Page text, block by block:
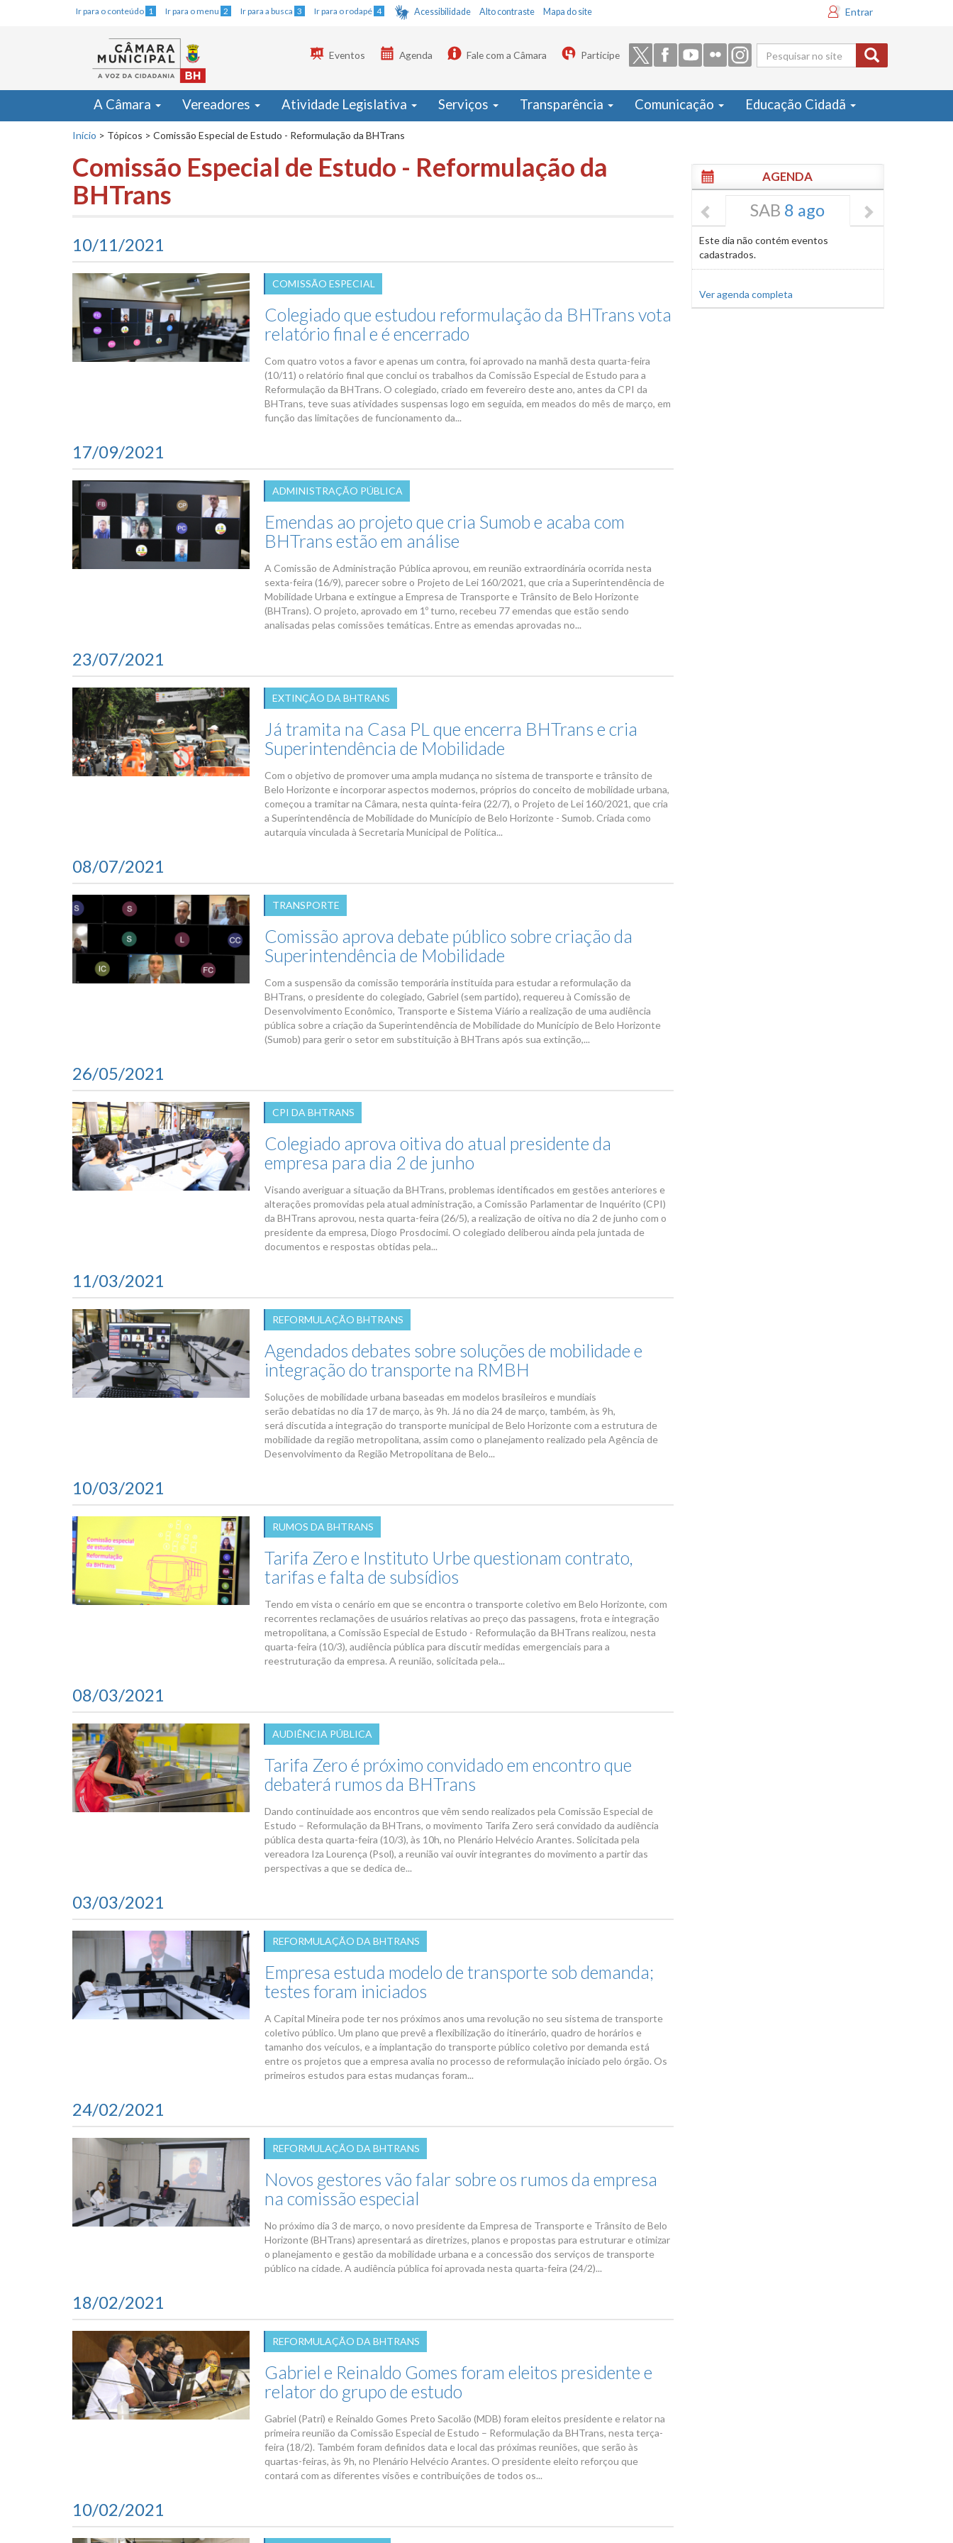
Ir para o conteúdo 1 Ir para o menu 2 Ir para a busca 3 Ir para o rodapé 4 Acessibilidade Alto contraste Mapa do site Entrar
Formulário
de busca
Eventos Agenda Fale com a Câmara Participe
A Câmara Vereadores Atividade Legislativa Serviços Transparência Comunicação Educação Cidadã
Início > Tópicos > Comissão Especial de Estudo - Reformulação da BHTrans
Comissão Especial de Estudo - Reformulação da
BHTrans
10/11/2021
COMISSÃO ESPECIAL
Colegiado que estudou reformulação da BHTrans vota
relatório final e é encerrado
Com quatro votos a favor e apenas um contra, foi aprovado na manhã desta quarta-feira
(10/11) o relatório final que conclui os trabalhos da Comissão Especial de Estudo para a
Reformulação da BHTrans. O colegiado, criado em fevereiro deste ano, antes da CPI da
BHTrans, teve suas atividades suspensas logo em seguida, em meados do mês de março, em
função das limitações de funcionamento da...
17/09/2021
ADMINISTRAÇÃO PÚBLICA
Emendas ao projeto que cria Sumob e acaba com
BHTrans estão em análise
A Comissão de Administração Pública aprovou, em reunião extraordinária ocorrida nesta
sexta-feira (16/9), parecer sobre o Projeto de Lei 160/2021, que cria a Superintendência de
Mobilidade Urbana e extingue a Empresa de Transporte e Trânsito de Belo Horizonte
(BHTrans). O projeto, aprovado em 1º turno, recebeu 77 emendas que estão sendo
analisadas pelas comissões temáticas. Entre as emendas aprovadas no...
23/07/2021
EXTINÇÃO DA BHTRANS
Já tramita na Casa PL que encerra BHTrans e cria
Superintendência de Mobilidade
Com o objetivo de promover uma ampla mudança no sistema de transporte e trânsito de
Belo Horizonte e incorporar aspectos modernos, próprios do conceito de mobilidade urbana,
começou a tramitar na Câmara, nesta quinta-feira (22/7), o Projeto de Lei 160/2021, que cria
a Superintendência de Mobilidade do Município de Belo Horizonte - Sumob. Criada como
autarquia vinculada à Secretaria Municipal de Política...
08/07/2021
TRANSPORTE
Comissão aprova debate público sobre criação da
Superintendência de Mobilidade
Com a suspensão da comissão temporária instituída para estudar a reformulação da
BHTrans, o presidente do colegiado, Gabriel (sem partido), requereu à Comissão de
Desenvolvimento Econômico, Transporte e Sistema Viário a realização de uma audiência
pública sobre a criação da Superintendência de Mobilidade do Município de Belo Horizonte
(Sumob) para gerir o setor em substituição à BHTrans após sua extinção,...
26/05/2021
CPI DA BHTRANS
Colegiado aprova oitiva do atual presidente da
empresa para dia 2 de junho
Visando averiguar a situação da BHTrans, problemas identificados em gestões anteriores e
alterações promovidas pela atual administração, a Comissão Parlamentar de Inquérito (CPI)
da BHTrans aprovou, nesta quarta-feira (26/5), a realização de oitiva no dia 2 de junho com o
presidente da empresa, Diogo Prosdocimi. O colegiado deliberou ainda pela juntada de
documentos e respostas obtidas pela...
11/03/2021
REFORMULAÇÃO BHTRANS
Agendados debates sobre soluções de mobilidade e
integração do transporte na RMBH
Soluções de mobilidade urbana baseadas em modelos brasileiros e mundiais
serão debatidas no dia 17 de março, às 9h. Já no dia 24 de março, também, às 9h,
será discutida a integração do transporte municipal de Belo Horizonte com a estrutura de
mobilidade da região metropolitana, assim como o planejamento realizado pela Agência de
Desenvolvimento da Região Metropolitana de Belo...
10/03/2021
RUMOS DA BHTRANS
Tarifa Zero e Instituto Urbe questionam contrato,
tarifas e falta de subsídios
Tendo em vista o cenário em que se encontra o transporte coletivo em Belo Horizonte, com
recorrentes reclamações de usuários relativas ao preço das passagens, frota e integração
metropolitana, a Comissão Especial de Estudo - Reformulação da BHTrans realizou, nesta
quarta-feira (10/3), audiência pública para discutir medidas emergenciais para a
reestruturação da empresa. A reunião, solicitada pela...
08/03/2021
AUDIÊNCIA PÚBLICA
Tarifa Zero é próximo convidado em encontro que
debaterá rumos da BHTrans
Dando continuidade aos encontros que vêm sendo realizados pela Comissão Especial de
Estudo – Reformulação da BHTrans, o movimento Tarifa Zero será convidado da audiência
pública desta quarta-feira (10/3), às 10h, no Plenário Helvécio Arantes. Solicitada pela
vereadora Iza Lourença (Psol), a reunião vai ouvir integrantes do movimento a partir das
perspectivas a que se dedica de...
03/03/2021
REFORMULAÇÃO DA BHTRANS
Empresa estuda modelo de transporte sob demanda;
testes foram iniciados
A Capital Mineira pode ter nos próximos anos uma revolução no seu sistema de transporte
coletivo público. Um plano que prevê a flexibilização do itinerário, quadro de horários e
tamanho dos veículos, e a implantação do transporte público coletivo por demanda está
entre os projetos que a empresa avalia no processo de reformulação iniciado pelo órgão. Os
primeiros estudos para estas mudanças foram...
24/02/2021
REFORMULAÇÃO DA BHTRANS
Novos gestores vão falar sobre os rumos da empresa
na comissão especial
No próximo dia 3 de março, o novo presidente da Empresa de Transporte e Trânsito de Belo
Horizonte (BHTrans) apresentará as diretrizes, planos e propostas para estruturar e otimizar
o planejamento e gestão da mobilidade urbana e a concessão dos serviços de transporte
público na cidade. A audiência pública foi aprovada nesta quarta-feira (24/2)...
18/02/2021
REFORMULAÇÃO DA BHTRANS
Gabriel e Reinaldo Gomes foram eleitos presidente e
relator do grupo de estudo
Gabriel (Patri) e Reinaldo Gomes Preto Sacolão (MDB) foram eleitos presidente e relator na
primeira reunião da Comissão Especial de Estudo – Reformulação da BHTrans, nesta terça-
feira (18/2). Também foram definidos data e local das próximas reuniões, que serão às
quartas-feiras, às 9h, no Plenário Helvécio Arantes. O presidente eleito reforçou que
contará com as diferentes visões e contribuições de todos os...
10/02/2021
AGENDA
SAB 8 ago
Este dia não contém eventos
cadastrados.
Ver agenda completa